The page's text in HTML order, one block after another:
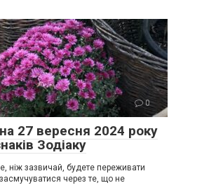
0
27 вересня 2024 року
Зодіаку
ніж зазвичай, будете переживати
через те, що не